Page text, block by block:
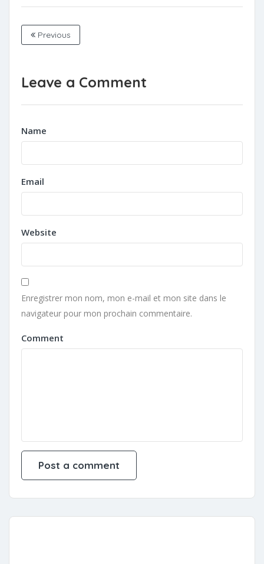
Previous
Leave a Comment
Name
Email
Website
Enregistrer mon nom, mon e-mail et mon site dans le
navigateur pour mon prochain commentaire.
Comment